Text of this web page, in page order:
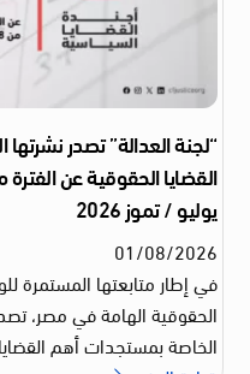
“لجنة العدالة” تصدر
يوليو / تموز 2026
01/08/2026
في إطار متابعتها المستمرة
الحقوقية الهامة في مصر،
الخاصة بمستجدات أهم